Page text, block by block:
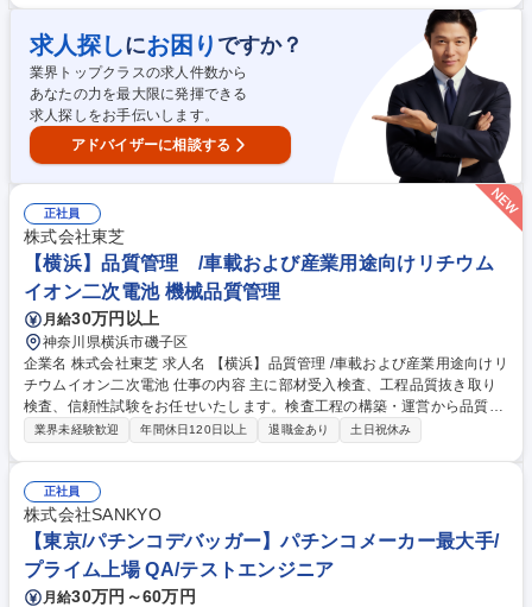
で派遣先はご希望を反映。原則転勤は発生せず、腰を据えて働ける環境を
用意。■労働環境:年休は125日＋5日(計画年休)、残業は月平均20hとWLB
も実現可。■抜群の定着率:生活と自己啓発を手厚くサポートする福利厚生
も整っており、平均勤続年数は11.9年と高い安定性を実現。 募集職種
【鎌倉/三菱電機の製品のEMC試験】未経験歓迎★三菱電機G/転勤無/無期
雇用派遣
求人探しにお困り ですか？
業界トップクラスの求人件数から
あなたの力を最大限に発揮できる
求人探しをお手伝いします。
アドバイザーに相談する
正社員
株式会社東芝
【横浜】品質管理 /車載および産業用途向けリチウム
イオン二次電池 機械品質管理
月給30万円以上
神奈川県横浜市磯子区
企業名 株式会社東芝 求人名 【横浜】品質管理 /車載および産業用途向けリ
チウムイオン二次電池 仕事の内容 主に部材受入検査、工程品質抜き取り
検査、信頼性試験をお任せいたします。検査工程の構築・運営から品質デ
ータの分析、不具合解析まで幅広く担当し、工場全体の品質向上を推進い
eや統計ツールを活用した工程監視および品質改善活動 ・不適合製品の調
査・解析、原因究明および報告資料作成 ・変更管理、初期流動管理に関す
る資料作成・報告業務 ・ISO9001、IATF16949に基づく品質マネジメント
活動の推進 募集職種 【横浜】品質管理 /車載および産業用途向けリチウム
イオン二次電池
業界未経験歓迎 年間休日120日以上 退職金あり 土日祝休み
正社員
株式会社SANKYO
【東京/パチンコデバッガー】パチンコメーカー最大手/
プライム上場 QA/テストエンジニア
月給30万円～60万円